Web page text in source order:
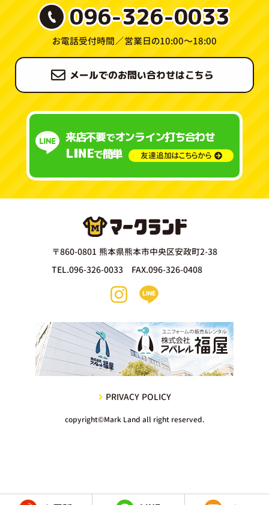
096-326-0033
お電話受付時間／営業日の10:00〜18:00
メールでのお問い合わせはこちら
来店不要でオンライン打ち合わせ
LINEで簡単 友達追加はこちらから
〒860-0801 熊本県熊本市中央区安政町2-38
TEL.096-326-0033 FAX.096-326-0408
PRIVACY POLICY
copyright©Mark Land all right reserved.